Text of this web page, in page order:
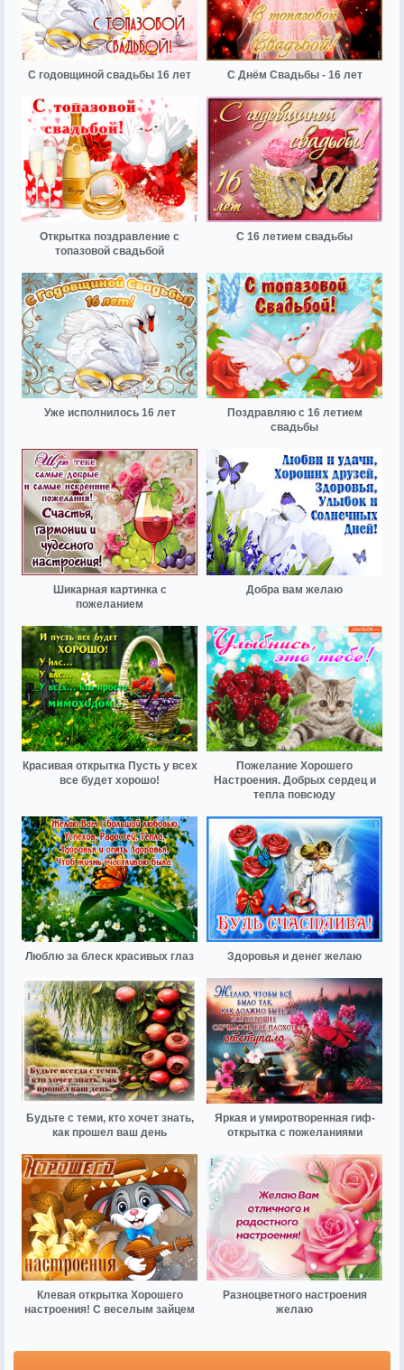
С годовщиной свадьбы 16 лет С Днём Свадьбы - 16 лет
Открытка поздравление с
топазовой свадьбой
С 16 летием свадьбы
Уже исполнилось 16 лет
Поздравляю с 16 летием
свадьбы
Шикарная картинка с
пожеланием
Добра вам желаю
Красивая открытка Пусть у всех
все будет хорошо!
Пожелание Хорошего
Настроения. Добрых сердец и
тепла повсюду
Люблю за блеск красивых глаз Здоровья и денег желаю
Будьте с теми, кто хочет знать,
как прошел ваш день
Яркая и умиротворенная гиф-
открытка с пожеланиями
Клевая открытка Хорошего
настроения! С веселым зайцем
Разноцветного настроения
желаю